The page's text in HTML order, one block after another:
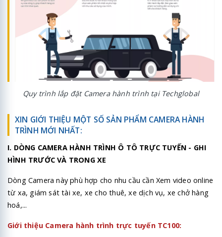
Quy trình lắp đặt Camera hành trình tại Techglobal
XIN GIỚI THIỆU MỘT SỐ SẢN PHẨM CAMERA HÀNH
TRÌNH MỚI NHẤT:
I. DÒNG CAMERA HÀNH TRÌNH Ô TÔ TRỰC TUYẾN - GHI
HÌNH TRƯỚC VÀ TRONG XE
Dòng Camera này phù hợp cho nhu cầu cần Xem video online
từ xa, giám sát tài xe, xe cho thuê, xe dịch vụ, xe chở hàng
hoá,...
Giới thiệu Camera hành trình trực tuyến TC100: